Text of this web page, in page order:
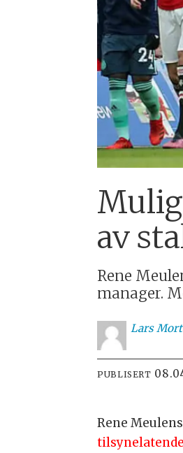
av
Rene
manager.
Lars
PUBLISERT
Rene